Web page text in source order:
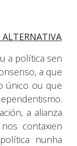
a política sen
a que
único ou que
a alianza
contaxien
nunha